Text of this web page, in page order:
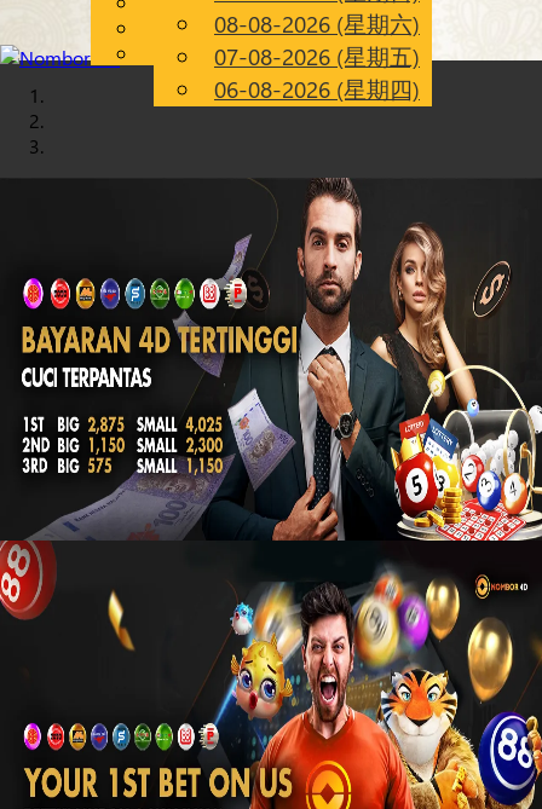
CN
Chinese
Malay
08-08-2026 (星期六)
07-08-2026 (星期五)
06-08-2026 (星期四)